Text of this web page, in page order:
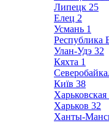
Липецк 25
Елец 2
Усмань 1
Республика
Улан-Удэ 32
Кяхта 1
Київ 38
Харьковская
Харьков 32
Ханты-